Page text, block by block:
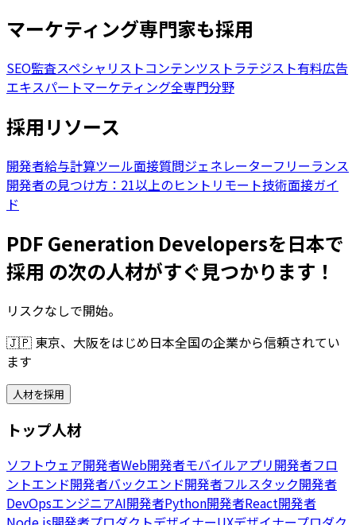
マーケティング専門家も採用
SEO監査スペシャリストコンテンツストラテジスト有料広告
エキスパートマーケティング全専門分野
採用リソース
開発者給与計算ツール面接質問ジェネレーターフリーランス
開発者の見つけ方：21以上のヒント リモート技術面接ガイ
ド
PDF Generation Developersを日本で
採用 の次の人材がすぐ見つかります！
リスクなしで開始。
🇯🇵 東京、大阪をはじめ日本全国の企業から信頼されてい
ます
人材を採用
トップ人材
ソフトウェア開発者Web開発者モバイルアプリ開発者フロ
ントエンド開発者バックエンド開発者フルスタック開発者
DevOpsエンジニアAI開発者Python開発者React開発者